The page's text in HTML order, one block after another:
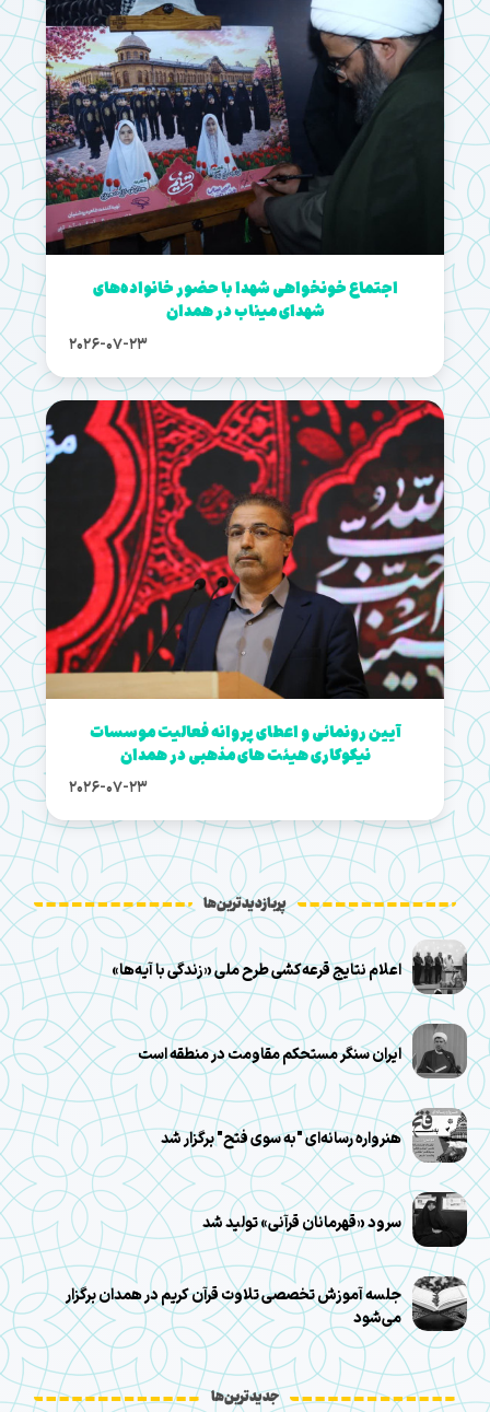
اجتماع خونخواهی شهدا با حضور خانواده‌های
شهدای میناب در همدان
2026-07-23
آیین رونمائی و اعطای پروانه فعالیت موسسات
نیکوکاری هیئت های مذهبی در همدان
2026-07-23
پربازدیدترین‌ها
اعلام نتایج قرعه‌کشی طرح ملی «زندگی با آیه‌ها»
ایران سنگر مستحکم مقاومت در منطقه است
هنرواره رسانه‌ای "به سوی فتح" برگزار شد
سرود «قهرمانان قرآنی» تولید شد
جلسه آموزش تخصصی تلاوت قرآن کریم در همدان برگزار
می‌شود
جدیدترین‌ها